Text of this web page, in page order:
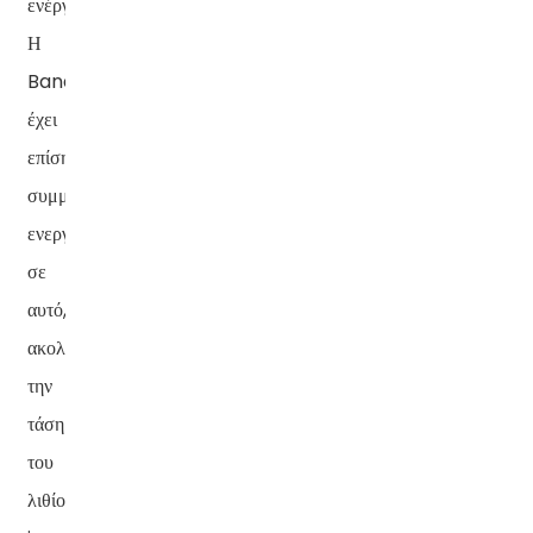
ενέργειας.
Η
Banatton
έχει
επίσης
συμμετάσχει
ενεργά
σε
αυτό,
ακολουθώντας
την
τάση
του
λιθίου-